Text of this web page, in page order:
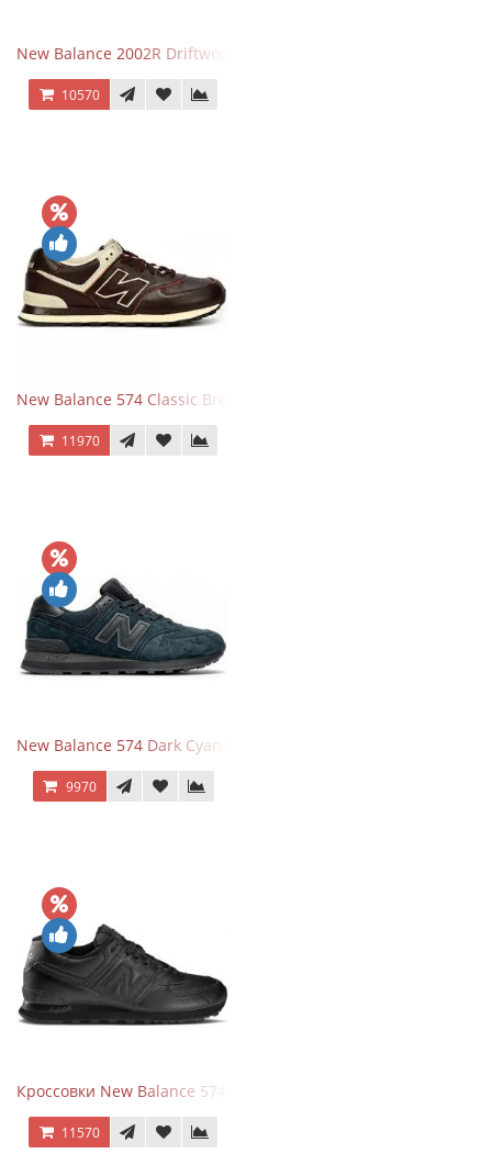
New Balance 2002R Driftwood Sea Salt бежевые
10570
New Balance 574 Classic Brown White
11970
New Balance 574 Dark Cyan Black Suede
9970
Кроссовки New Balance 574 Triple Black Leather
11570